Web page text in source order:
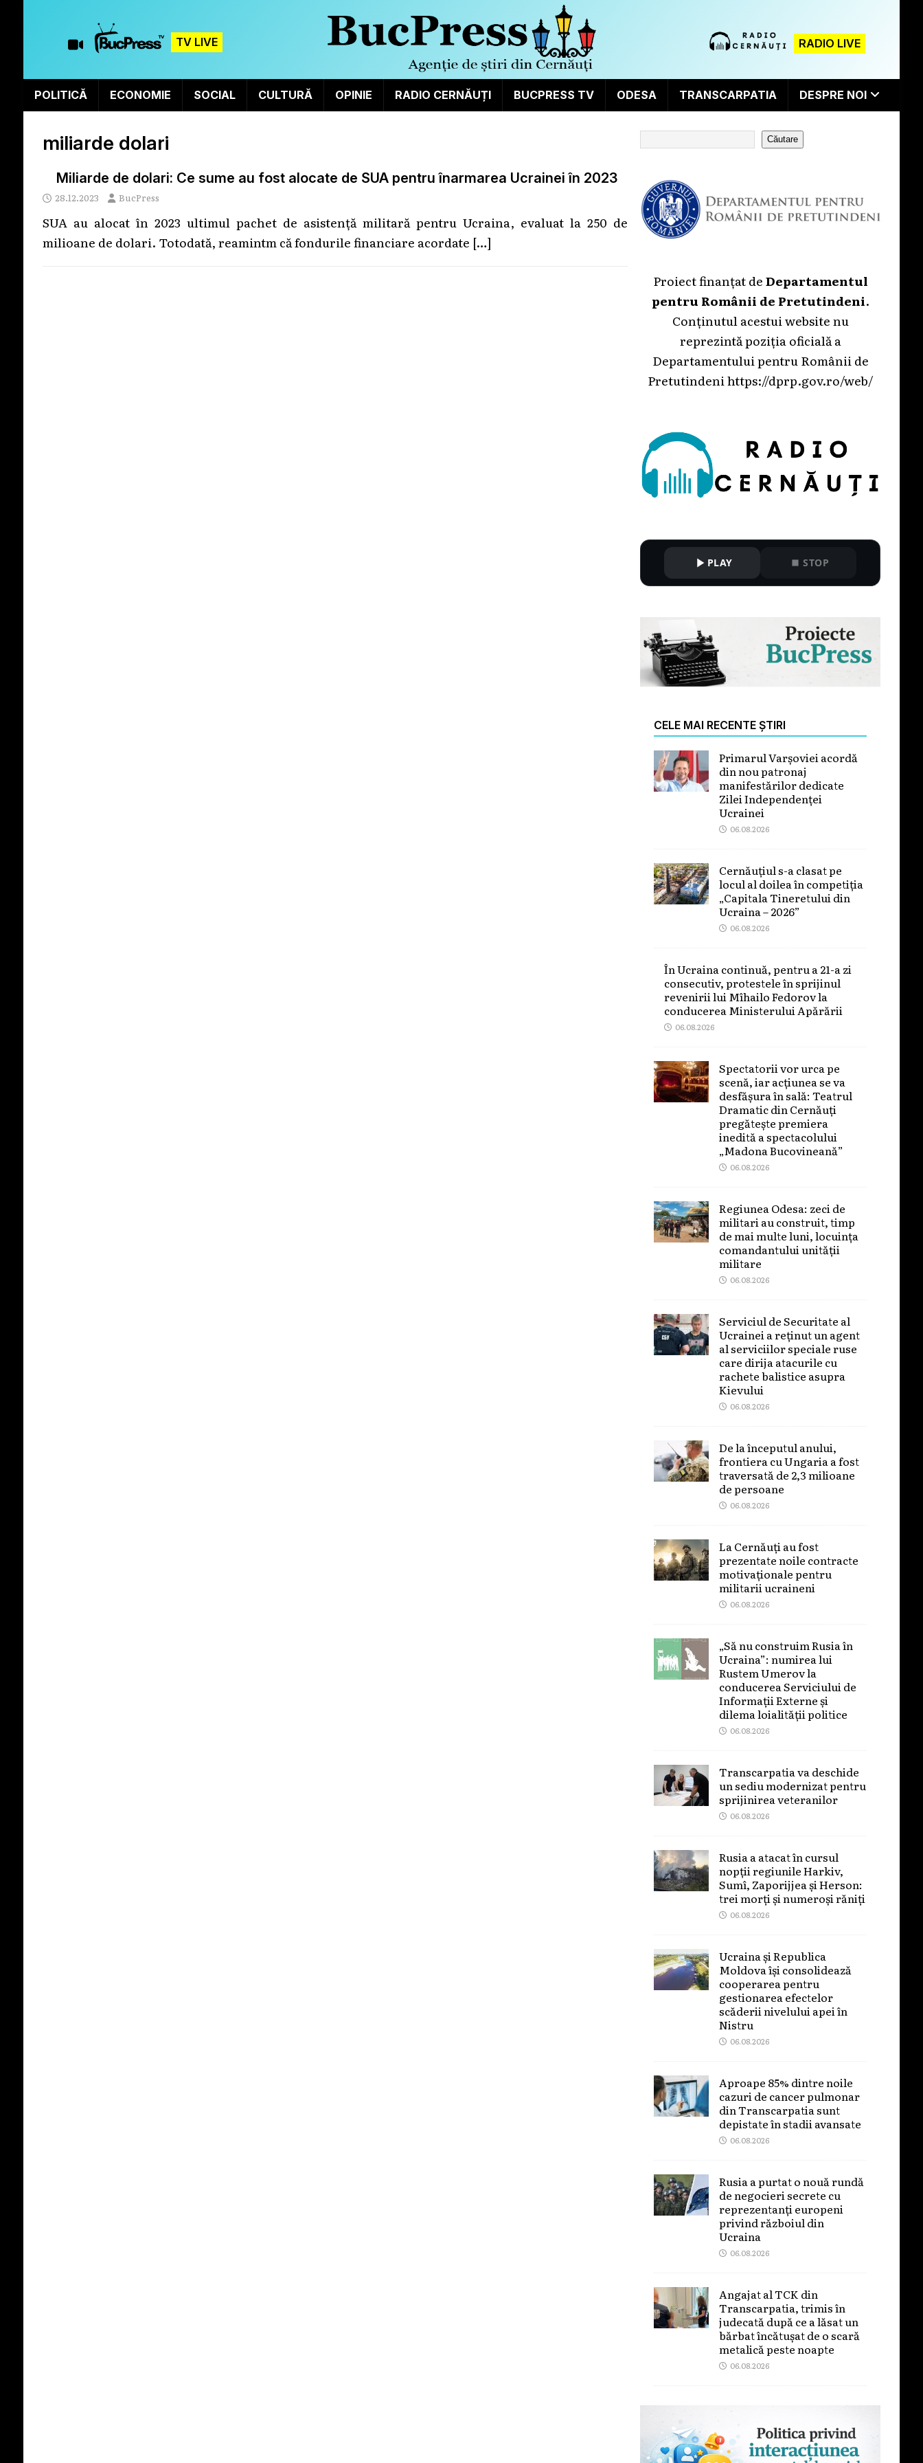
TV LIVE RADIO LIVE
POLITICĂ ECONOMIE SOCIAL CULTURĂ OPINIE RADIO CERNĂUȚI BUCPRESS TV ODESA TRANSCARPATIA DESPRE NOI
miliarde dolari
Miliarde de dolari: Ce sume au fost alocate de SUA pentru înarmarea Ucrainei în 2023
28.12.2023 BucPress
SUA au alocat în 2023 ultimul pachet de asistență militară pentru Ucraina, evaluat la 250 de
milioane de dolari. Totodată, reamintm că fondurile financiare acordate […]
Căutare
Proiect finanțat deDepartamentul
pentru Românii de Pretutindeni.
Conținutul acestui website nu
reprezintă poziția oficială a
Departamentului pentru Românii de
Pretutindenihttps://dprp.gov.ro/web/
PLAY STOP
CELE MAI RECENTE ȘTIRI
Primarul Varșoviei acordă
din nou patronaj
manifestărilor dedicate
Zilei Independenței
Ucrainei
06.08.2026
Cernăuțiul s-a clasat pe
locul al doilea în competiția
„Capitala Tineretului din
Ucraina – 2026”
06.08.2026
În Ucraina continuă, pentru a 21-a zi
consecutiv, protestele în sprijinul
revenirii lui Mîhailo Fedorov la
conducerea Ministerului Apărării
06.08.2026
Spectatorii vor urca pe
scenă, iar acțiunea se va
desfășura în sală: Teatrul
Dramatic din Cernăuți
pregătește premiera
inedită a spectacolului
„Madona Bucovineană”
06.08.2026
Regiunea Odesa: zeci de
militari au construit, timp
de mai multe luni, locuința
comandantului unității
militare
06.08.2026
Serviciul de Securitate al
Ucrainei a reținut un agent
al serviciilor speciale ruse
care dirija atacurile cu
rachete balistice asupra
Kievului
06.08.2026
De la începutul anului,
frontiera cu Ungaria a fost
traversată de 2,3 milioane
de persoane
06.08.2026
La Cernăuți au fost
prezentate noile contracte
motivaționale pentru
militarii ucraineni
06.08.2026
„Să nu construim Rusia în
Ucraina”: numirea lui
Rustem Umerov la
conducerea Serviciului de
Informații Externe și
dilema loialității politice
06.08.2026
Transcarpatia va deschide
un sediu modernizat pentru
sprijinirea veteranilor
06.08.2026
Rusia a atacat în cursul
nopții regiunile Harkiv,
Sumî, Zaporijjea și Herson:
trei morți și numeroși răniți
06.08.2026
Ucraina și Republica
Moldova își consolidează
cooperarea pentru
gestionarea efectelor
scăderii nivelului apei în
Nistru
06.08.2026
Aproape 85% dintre noile
cazuri de cancer pulmonar
din Transcarpatia sunt
depistate în stadii avansate
06.08.2026
Rusia a purtat o nouă rundă
de negocieri secrete cu
reprezentanți europeni
privind războiul din
Ucraina
06.08.2026
Angajat al TCK din
Transcarpatia, trimis în
judecată după ce a lăsat un
bărbat încătușat de o scară
metalică peste noapte
06.08.2026